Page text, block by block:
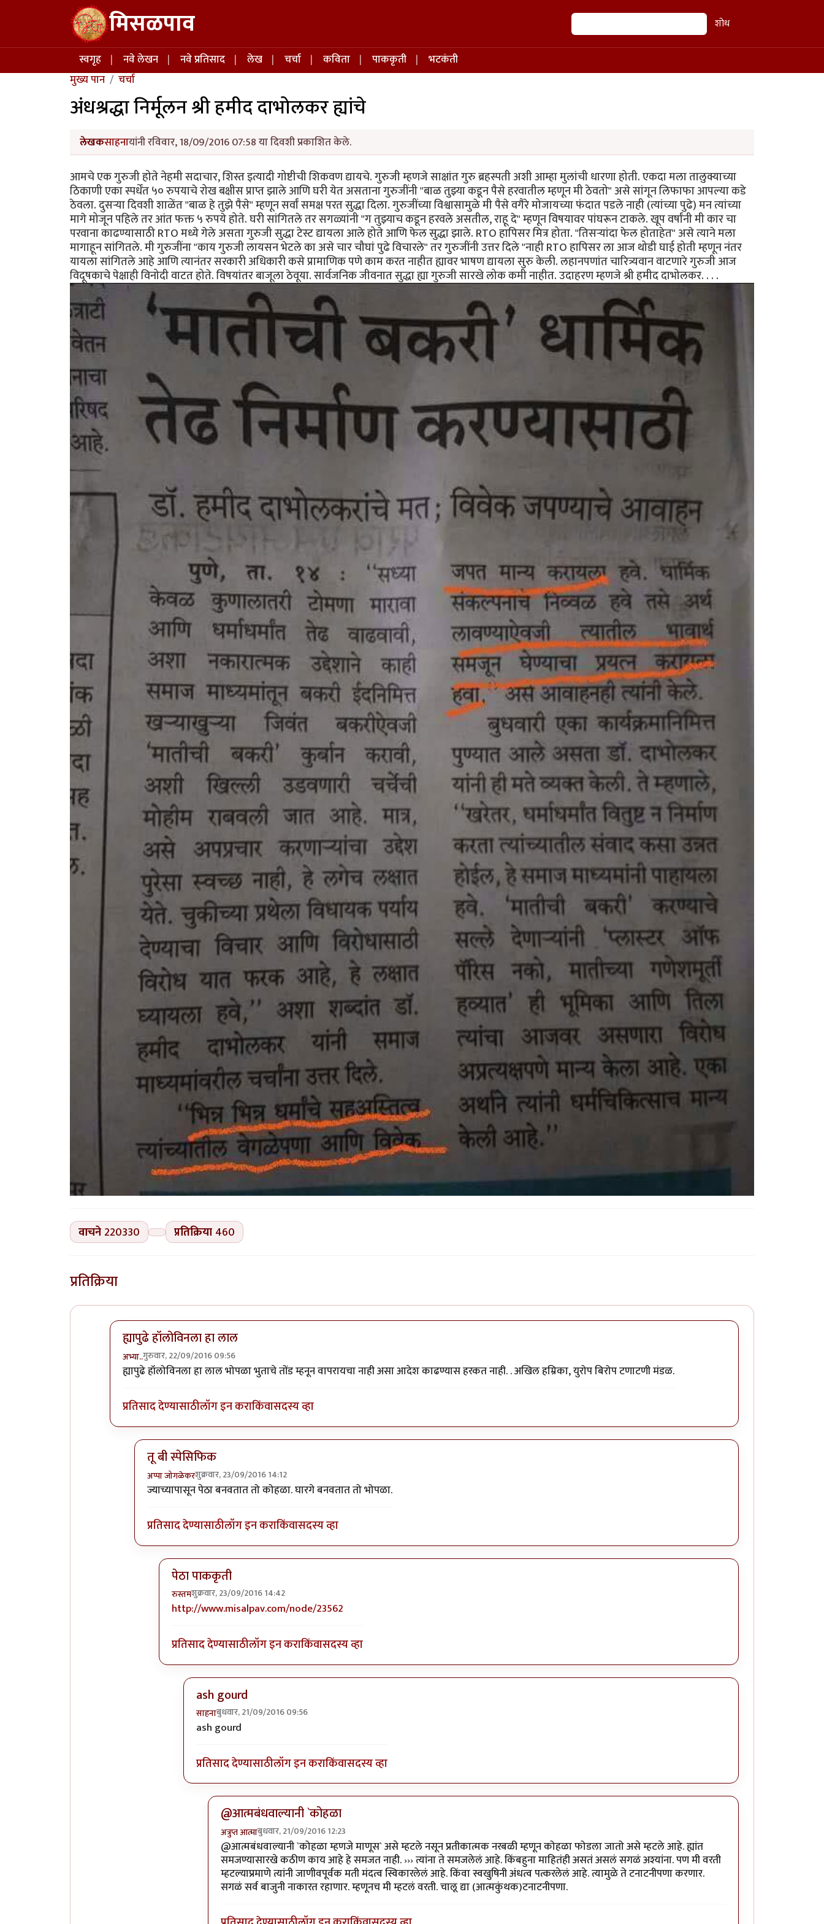
Skip to main content मिसळपाव शोध शोध
Main navigation
स्वगृह नवे लेखन नवे प्रतिसाद लेख चर्चा कविता पाककृती
भटकंती
मुख्य पान
चर्चा
अंधश्रद्धा निर्मूलन श्री हमीद दाभोलकर ह्यांचे
लेखकसाहनायांनी रविवार, 18/09/2016 07:58 या दिवशी प्रकाशित केले.
आमचे एक गुरुजी होते नेहमी सदाचार, शिस्त इत्यादी गोष्टीची शिकवण द्यायचे. गुरुजी म्हणजे साक्षांत गुरु ब्रहस्पती अशी आम्हा मुलांची धारणा होती. एकदा मला तालुक्याच्या
ठिकाणी एका स्पर्धेंत ५० रुपयाचे रोख बक्षीस प्राप्त झाले आणि घरी येत असताना गुरुजींनी "बाळ तुझ्या कडून पैसे हरवातील म्हणून मी ठेवतो" असे सांगून लिफाफा आपल्या कडे
ठेवला. दुसऱ्या दिवशी शाळेंत "बाळ हे तुझे पैसे" म्हणून सर्वां समक्ष परत सुद्धा दिला. गुरुजींच्या विश्वासामुळे मी पैसे वगैरे मोजायच्या फंदात पडले नाही (त्यांच्या पुढे) मन त्यांच्या
मागे मोजून पहिले तर आंत फक्त ५ रुपये होते. घरी सांगितले तर सगळ्यांनी "ग तुझ्याच कडून हरवले असतील, राहू दे" म्हणून विषयावर पांघरून टाकले. खूप वर्षांनी मी कार चा
परवाना काढण्यासाठी RTO मध्ये गेले असता गुरुजी सुद्धा टेस्ट द्यायला आले होते आणि फेल सुद्धा झाले. RTO हापिसर मित्र होता. "तिसऱ्यांदा फेल होताहेत" असे त्याने मला
मागाहून सांगितले. मी गुरुजींना "काय गुरुजी लायसन भेटले का असे चार चौघां पुढे विचारले" तर गुरुजींनी उत्तर दिले "नाही RTO हापिसर ला आज थोडी घाई होती म्हणून नंतर
यायला सांगितले आहे आणि त्यानंतर सरकारी अधिकारी कसे प्रामाणिक पणे काम करत नाहीत ह्यावर भाषण द्यायला सुरु केली. लहानपणांत चारित्र्यवान वाटणारे गुरुजी आज
विदूषकाचे पेक्षाही विनोदी वाटत होते. विषयांतर बाजूला ठेवूया. सार्वजनिक जीवनात सुद्धा ह्या गुरुजी सारखे लोक कमी नाहीत. उदाहरण म्हणजे श्री हमीद दाभोलकर. . . .
वाचने 220330 प्रतिक्रिया 460
प्रतिक्रिया
ह्यापुढे हॉलोविनला हा लाल
अभ्या..गुरुवार, 22/09/2016 09:56
In reply toकोहळा (Benincasa hispida)byडॉ सुहास म्हात्रे
ह्यापुढे हॉलोविनला हा लाल भोपळा भुताचे तोंड म्हनून वापरायचा नाही असा आदेश काढण्यास हरकत नाही. . अखिल हम्रिका, युरोप बिरोप टणाटणी मंडळ.
प्रतिसाद देण्यासाठीलॉग इन कराकिंवासदस्य व्हा
तू बी स्पेसिफिक
अप्पा जोगळेकरशुक्रवार, 23/09/2016 14:12
In reply toतांबडा भोपळा टू बी स्पेसिफिक.byप्रचेतस
ज्याच्यापासून पेठा बनवतात तो कोहळा. घारगे बनवतात तो भोपळा.
प्रतिसाद देण्यासाठीलॉग इन कराकिंवासदस्य व्हा
पेठा पाककृती
रुस्तमशुक्रवार, 23/09/2016 14:42
In reply toतू बी स्पेसिफिकbyअप्पा जोगळेकर
http://www.misalpav.com/node/23562
प्रतिसाद देण्यासाठीलॉग इन कराकिंवासदस्य व्हा
ash gourd
साहनाबुधवार, 21/09/2016 09:56
In reply to
ash gourd
प्रतिसाद देण्यासाठीलॉग इन कराकिंवासदस्य व्हा
@आत्मबंधवाल्यानी `कोहळा
अत्रुप्त आत्माबुधवार, 21/09/2016 12:23
In reply toआत्मबंधवाल्यानी `कोहळा म्हणजेbyसाहना
@आत्मबंधवाल्यानी `कोहळा म्हणजे माणूस` असे म्हटले नसून प्रतीकात्मक नरबळी म्हणून कोहळा फोडला जातो असे म्हटले आहे. ह्यांत
समजण्यासारखे कठीण काय आहे हे समजत नाही. ››› त्यांना ते समजलेलं आहे. किंबहुना माहितंही असतं असलं सगळं अश्यांना. पण मी वरती
म्हटल्याप्रमाणे त्यांनी जाणीवपूर्वक मती मंदत्व स्विकारलेलं आहे. किंवा स्वखुषिनी अंधत्व पत्करलेलं आहे. त्यामुळे ते टनाटनीपणा करणार.
सगळं सर्व बाजुनी नाकारत रहाणार. म्हणूनच मी म्हटलं वरती. चालू द्या (आत्मकुंथक)टनाटनीपणा.